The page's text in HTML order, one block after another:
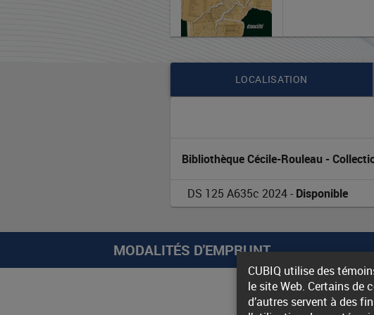
Palestine
:
de
Gaza,
une
guerre
de
LOCALISATION
Bibliothèque Cécile-Rouleau -
DS 125 A635c 2024 - Disponible
MODALITÉS D'EMPRUNT
CUBIQ utilise des
le site Web. Certains de
d’autres servent à des